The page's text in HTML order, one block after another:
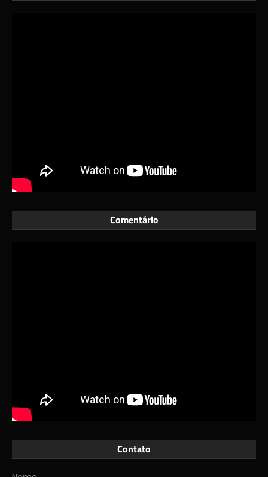
Comentário
Contato